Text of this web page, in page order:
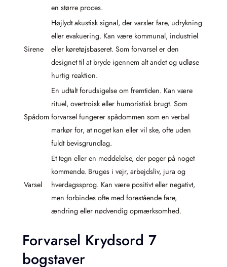
en større proces.
Sirene
Højlydt akustisk signal, der varsler fare, udrykning
eller evakuering. Kan være kommunal, industriel
eller køretøjsbaseret. Som forvarsel er den
designet til at bryde igennem alt andet og udløse
hurtig reaktion.
Spådom
En udtalt forudsigelse om fremtiden. Kan være
rituel, overtroisk eller humoristisk brugt. Som
forvarsel fungerer spådommen som en verbal
markør for, at noget kan eller vil ske, ofte uden
fuldt bevisgrundlag.
Varsel
Et tegn eller en meddelelse, der peger på noget
kommende. Bruges i vejr, arbejdsliv, jura og
hverdagssprog. Kan være positivt eller negativt,
men forbindes ofte med forestående fare,
ændring eller nødvendig opmærksomhed.
Forvarsel Krydsord 7
bogstaver